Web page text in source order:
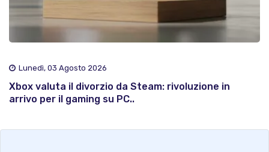
Lunedì, 03 Agosto 2026
Xbox valuta il divorzio da Steam: rivoluzione in
arrivo per il gaming su PC..